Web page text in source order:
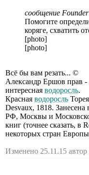
сообщение Founder
Помогите
коряге, схватить
[photo]
[photo]
Всё бы вам резать... ©
Александр Ершов прав -
интересная водоросль.
Красная водоросль
Desvaux, 1818.
РФ, Москвы и
книг (точнее сказать, в
некоторых стран
Изменено 25.11.15 автор